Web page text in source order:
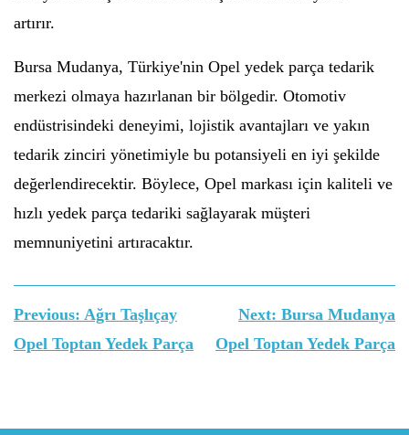
artırır.
Bursa Mudanya, Türkiye'nin Opel yedek parça tedarik
merkezi olmaya hazırlanan bir bölgedir. Otomotiv
endüstrisindeki deneyimi, lojistik avantajları ve yakın
tedarik zinciri yönetimiyle bu potansiyeli en iyi şekilde
değerlendirecektir. Böylece, Opel markası için kaliteli ve
hızlı yedek parça tedariki sağlayarak müşteri
memnuniyetini artıracaktır.
Yazı
gezinmesi
Previous: Ağrı Taşlıçay
Opel Toptan Yedek Parça
Next: Bursa Mudanya
Opel Toptan Yedek Parça